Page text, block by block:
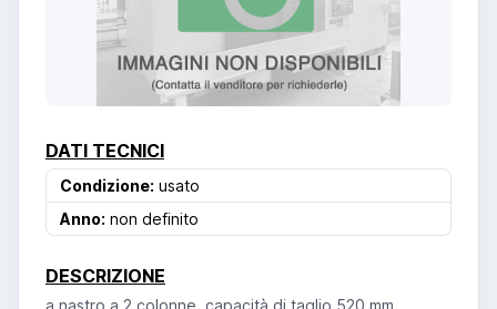
DATI TECNICI
Condizione: usato
Anno: non definito
DESCRIZIONE
a nastro a 2 colonne, capacità di taglio 520 mm